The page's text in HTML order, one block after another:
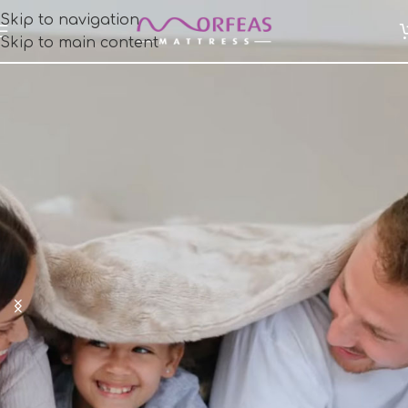
Skip to navigation
Skip to main content